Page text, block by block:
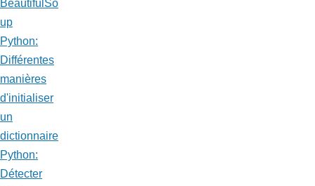
BeautifulSo
up
Python:
Différentes
manières
d'initialiser
un
dictionnaire
Python:
Détecter